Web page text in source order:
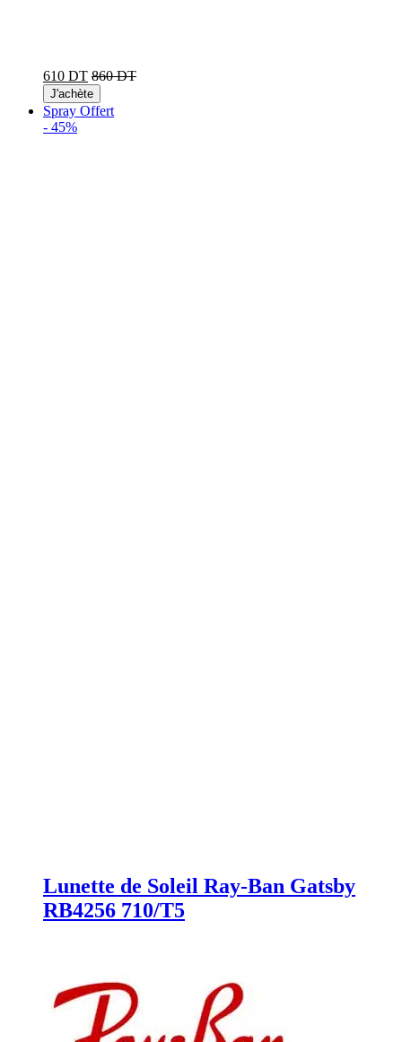
610 DT 860 DT
J'achète
Spray Offert
- 45%
Lunette de Soleil Ray-Ban Gatsby
RB4256 710/T5